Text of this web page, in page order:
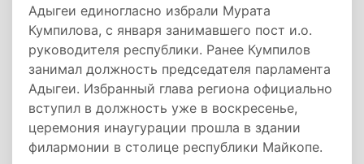
Адыгеи единогласно избрали Мурата
Кумпилова, с января занимавшего пост и.о.
руководителя республики. Ранее Кумпилов
занимал должность председателя парламента
Адыгеи. Избранный глава региона официально
вступил в должность уже в воскресенье,
церемония инаугурации прошла в здании
филармонии в столице республики Майкопе.